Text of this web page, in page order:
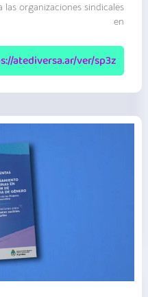
violencia
en
el
mundo
del
|
Spotlight
organizaciones sindicales
en
atediversa.ar/ver/sp3z